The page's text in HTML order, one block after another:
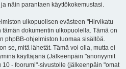
näin parantaen käyttökokemustasi.
ulkopuolisen evästeen "Hirvikatu
tämän dokumentin ulkopuolella. Tämä on
phpBB-ohjelmiston luomaa sisältöä.
se, mitä lähetät. Tämä voi olla, mutta ei
käyttäjänä (Jälkeenpäin "anonyymit
- foorumi"-sivustolle (jälkeenpäin "omat